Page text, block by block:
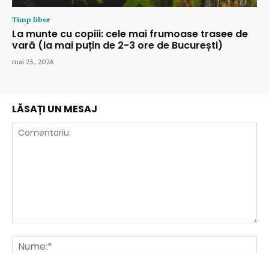
Timp liber
La munte cu copiii: cele mai frumoase trasee de
vară (la mai puțin de 2-3 ore de București)
mai 25, 2026
LĂSAȚI UN MESAJ